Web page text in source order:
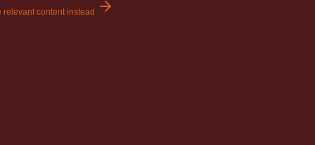
relevant content instead